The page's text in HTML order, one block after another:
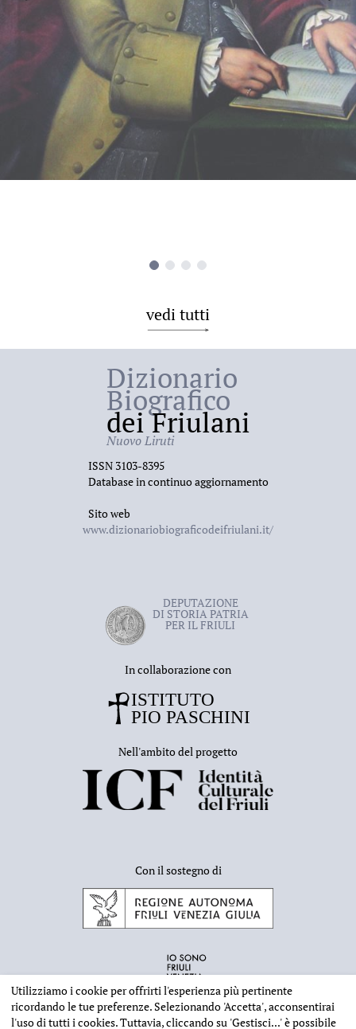
vedi tutti
Dizionario
Biografico
dei Friulani
Nuovo Liruti
ISSN 3103-8395
Database in continuo aggiornamento
Sito web
www.dizionariobiograficodeifriulani.it/
DEPUTAZIONE
DI STORIA PATRIA
PER IL FRIULI
In collaborazione con
Nell'ambito del progetto
Con il sostegno di
Utilizziamo i cookie per offrirti l'esperienza più pertinente
ricordando le tue preferenze. Selezionando 'Accetta', acconsentirai
l'uso di tutti i cookies. Tuttavia, cliccando su 'Gestisci...'è possibile